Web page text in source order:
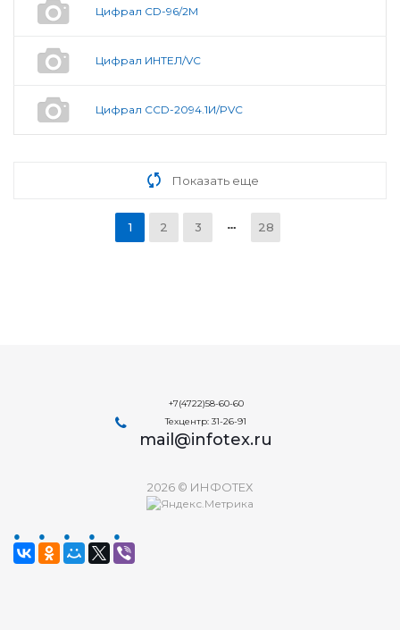
Цифрал CD-96/2М
Цифрал ИНТЕЛ/VC
Цифрал CCD-2094.1И/PVC
Показать еще
1 2 3 28
+7(4722)58-60-60
Техцентр: 31-26-91
mail@infotex.ru
2026 © ИНФОТЕХ